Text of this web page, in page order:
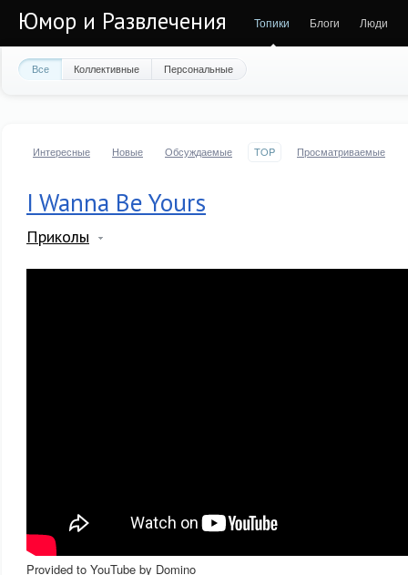
Юмор и Развлечения Топики Блоги Люди
Все Коллективные Персональные
Интересные Новые Обсуждаемые TOP Просматриваемые
I Wanna Be Yours
Приколы
Provided to YouTube by Domino